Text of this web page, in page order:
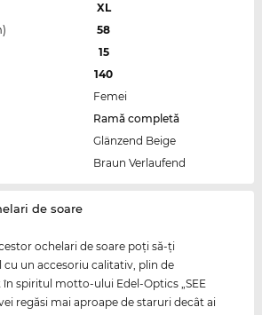
XL
58
15
140
Femei
Ramă completă
Glänzend Beige
Braun Verlaufend
de soare
ochelari de soare poţi să-ţi
un accesoriu calitativ, plin de
spiritul motto-ului Edel-Optics „SEE
regăsi mai aproape de staruri decât ai